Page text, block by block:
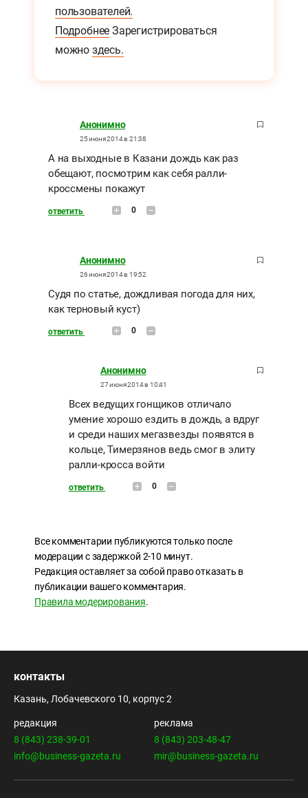
пользователей.
Подробнее Зарегистрироваться
можно здесь.
Анонимно
25 июня 2014 в 21:38
А на выходные в Казани дождь как раз
обещают, посмотрим как себя ралли-
кроссмены покажут
ответить 0
Анонимно
26 июня 2014 в 19:52
Судя по статье, дождливая погода для них,
как терновый куст)
ответить 0
Анонимно
27 июня 2014 в 10:41
Всех ведущих гонщиков отличало
умение хорошо ездить в дождь, а вдруг
и среди наших мегазвезды появятся в
кольце, Тимерзянов ведь смог в элиту
ралли-кросса войти
ответить 0
Все комментарии публикуются только после
модерации с задержкой 2-10 минут.
Редакция оставляет за собой право отказать в
публикации вашего комментария.
Правила модерирования.
контакты
Казань, Лобачевского 10, корпус 2
редакция
8 (843) 238-39-01
info@business-gazeta.ru
реклама
8 (843) 203-48-47
mir@business-gazeta.ru